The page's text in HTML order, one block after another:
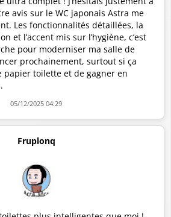
avis sur le WC japonais Astra me
Les fonctionnalités détaillées, la
et l’accent mis sur l’hygiène, c’est
pour moderniser ma salle de
prochainement, surtout si ça
toilette et de gagner en
05/12/2025 04:29
Fruplonq